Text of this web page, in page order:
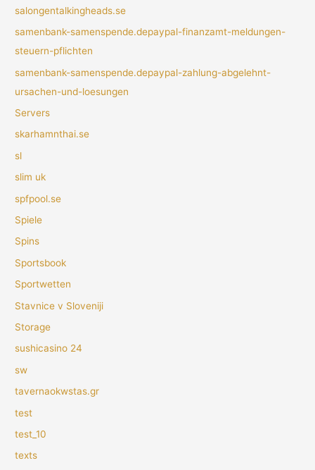
salongentalkingheads.se
samenbank-samenspende.depaypal-finanzamt-meldungen-
steuern-pflichten
samenbank-samenspende.depaypal-zahlung-abgelehnt-
ursachen-und-loesungen
Servers
skarhamnthai.se
sl
slim uk
spfpool.se
Spiele
Spins
Sportsbook
Sportwetten
Stavnice v Sloveniji
Storage
sushicasino 24
sw
tavernaokwstas.gr
test
test_10
texts